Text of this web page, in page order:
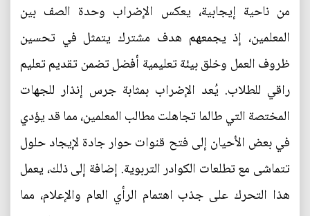
من ناحية إيجابية، يعكس الإضراب وحدة الصف بين
المعلمين، إذ يجمعهم هدف مشترك يتمثل في تحسين
ظروف العمل وخلق بيئة تعليمية أفضل تضمن تقديم تعليم
راقي للطلاب. يُعد الإضراب بمثابة جرس إنذار للجهات
المختصة التي طالما تجاهلت مطالب المعلمين، مما قد يؤدي
في بعض الأحيان إلى فتح قنوات حوار جادة لإيجاد حلول
تتماشى مع تطلعات الكوادر التربوية. إضافة إلى ذلك، يعمل
هذا التحرك على جذب اهتمام الرأي العام والإعلام، مما